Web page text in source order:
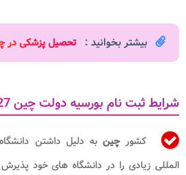
بیشتر بخوانید : تحصیل پزشکی در
شرایط ثبت نام بورسیه دولت چین 2027 - 2026
کشورچینبه دلیل داشتن
المللی زیادی را در دانشگاه های خود